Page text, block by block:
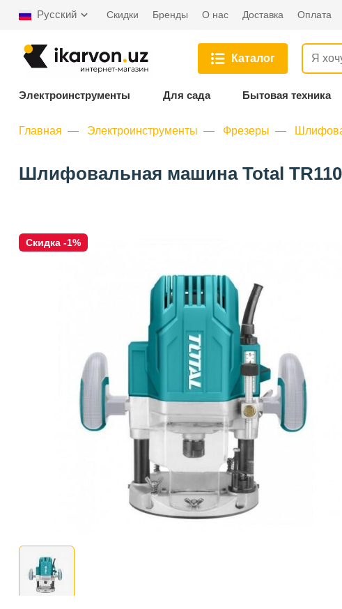
Русский Скидки Бренды О нас Доставка Оплата
Каталог
Электроинструменты Для сада Бытовая техника
Главная Электроинструменты Фрезеры
Шлифовальная машина Total
Скидка -1%